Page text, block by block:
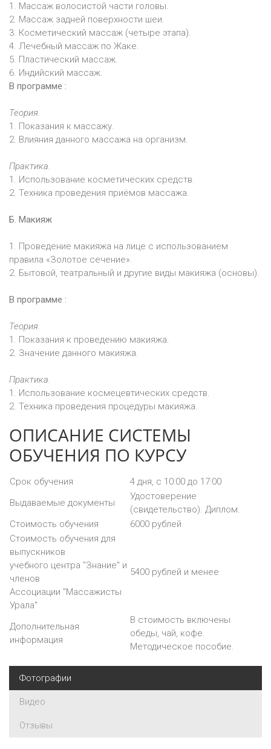
1. Массаж волосистой части головы.
2. Массаж задней поверхности шеи.
3. Косметический массаж (четыре этапа).
4. Лечебный массаж по Жаке.
5. Пластический массаж.
6. Индийский массаж.
В программе :
Теория.
1. Показания к массажу.
2. Влияния данного массажа на организм.
Практика.
1. Использование косметических средств.
2. Техника проведения приёмов массажа.
Б. Макияж
1. Проведение макияжа на лице с использованием
правила «Золотое сечение».
2. Бытовой, театральный и другие виды макияжа (основы).
В программе :
Теория.
1. Показания к проведению макияжа.
2. Значение данного макияжа.
Практика.
1. Использование космецевтических средств.
2. Техника проведения процедуры макияжа.
ОПИСАНИЕ СИСТЕМЫ
ОБУЧЕНИЯ ПО КУРСУ
Срок обучения
4 дня, с 10:00 до 17:00
Выдаваемые документы
Удостоверение
(свидетельство). Диплом.
Стоимость обучения
6000 рублей
Стоимость обучения для
выпускников
учебного центра "Знание" и
членов
Ассоциации "Массажисты
Урала"
5400 рублей и менее
Дополнительная
информация
В стоимость включены
обеды, чай, кофе.
Методическое пособие.
Фотографии
Видео
Отзывы